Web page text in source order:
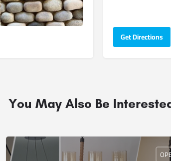
Get Directions
You May Also Be